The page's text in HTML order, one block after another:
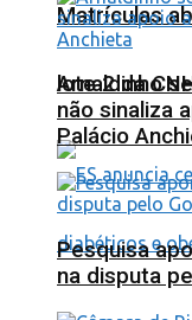
Matrículas
lote 2 da
Arnaldinho
não sinaliza
Palácio
Pesquisa
na disputa